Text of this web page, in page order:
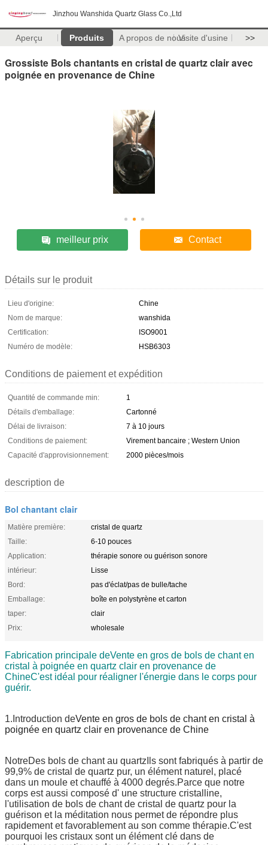
Jinzhou Wanshida Quartz Glass Co.,Ltd
Aperçu Produits A propos de nousVisite d'usine >>
Grossiste Bols chantants en cristal de quartz clair avec
poignée en provenance de Chine
meilleur prix Contact
Détails sur le produit
Lieu d'origine:
Chine
Nom de marque:
wanshida
Certification:
ISO9001
Numéro de modèle:
HSB6303
Conditions de paiement et expédition
Quantité de commande min:
1
Détails d'emballage:
Cartonné
Délai de livraison:
7 à 10 jours
Conditions de paiement:
Virement bancaire ; Western Union
Capacité d'approvisionnement:
2000 pièces/mois
description de
Bol chantant clair
Matière première:
cristal de quartz
Taille:
6-10 pouces
Application:
thérapie sonore ou guérison sonore
intérieur:
Lisse
Bord:
pas d'éclat/pas de bulle/tache
Emballage:
boîte en polystyrène et carton
taper:
clair
Prix:
wholesale
Fabrication principale deVente en gros de bols de chant en
cristal à poignée en quartz clair en provenance de
ChineC'est idéal pour réaligner l'énergie dans le corps pour
guérir.
1.Introduction deVente en gros de bols de chant en cristal à
poignée en quartz clair en provenance de Chine
NotreDes bols de chant au quartz Ils sont fabriqués à partir de
99,9% de cristal de quartz pur, un élément naturel, placé
dans un moule et chauffé à 4000 degrés.Parce que notre
corps est aussi composé d' une structure cristalline,
l'utilisation de bols de chant de cristal de quartz pour la
guérison et la méditation nous permet de répondre plus
rapidement et favorablement au son comme thérapie.C'est
pourquoi les cristaux sont un élément clé dans de